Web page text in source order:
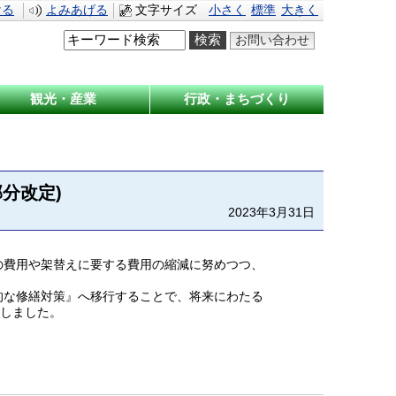
よみあげる 文字サイズ 小さく 標準 大きく
お問い合わせ
観光・産業 行政・まちづくり
改定)
2023年3月31日
や架替えに要する費⽤の縮減に努めつつ、
修繕対策』へ移⾏することで、将来にわたる
ました。